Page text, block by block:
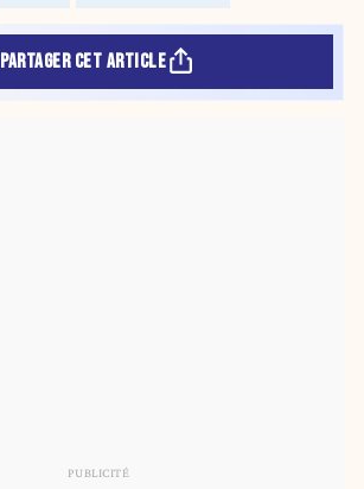
PARTAGER CET ARTICLE